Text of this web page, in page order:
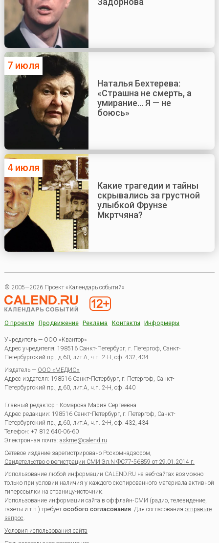
7 июля
Наталья Бехтерева:
«Страшна не смерть, а
умирание... Я — не
боюсь»
4 июля
Какие трагедии и тайны
скрывались за грустной
улыбкой Фрунзе
Мкртчяна?
© 2005—2026 Проект «Календарь событий»
О проекте Продвижение Реклама Контакты Информеры
Учредитель — ООО «Квантор»
Адрес учредителя: 198516 Санкт-Петербург, г. Петергоф, Санкт-
Петербургский пр., д.60, лит.А, ч.п. 2-Н, оф. 432, 434
Издатель — ООО «МЕДИО»
Адрес издателя: 198516 Санкт-Петербург, г. Петергоф, Санкт-
Петербургский пр., д.60, лит.А, ч.п. 2-Н, оф. 440
Главный редактор - Комарова Мария Сергеевна
Адрес редакции: 198516 Санкт-Петербург, г. Петергоф, Санкт-
Петербургский пр., д.60, лит.А, ч.п. 2-Н, оф. 432, 434
Телефон: +7 812 640-06-60
Электронная почта: askme@calend.ru
Сетевое издание зарегистрировано Роскомнадзором,
Свидетельство о регистрации СМИ Эл.N ФС77-56859 от 29.01.2014 г.
Использование любой информации CALEND.RU на веб-сайтах возможно
только при условии наличия у каждого скопированного материала активной
гиперссылки на страницу-источник.
Использование информации сайта в оффлайн-СМИ (радио, телевидение,
газеты и т.п.) требуетособого согласования. Для согласования отправьте
запрос.
Условия использования сайта